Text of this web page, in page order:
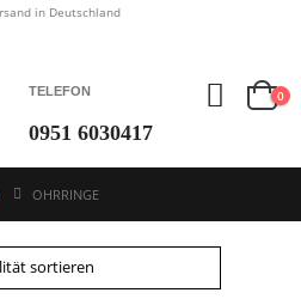
in Deutschland
TELEFON
0951 6030417
0
OHRRINGE